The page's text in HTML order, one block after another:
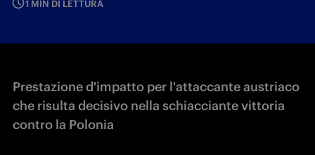
1 MIN DI LETTURA
Prestazione d'impatto per l'attaccante austriaco
che risulta decisivo nella schiacciante vittoria
contro la Polonia